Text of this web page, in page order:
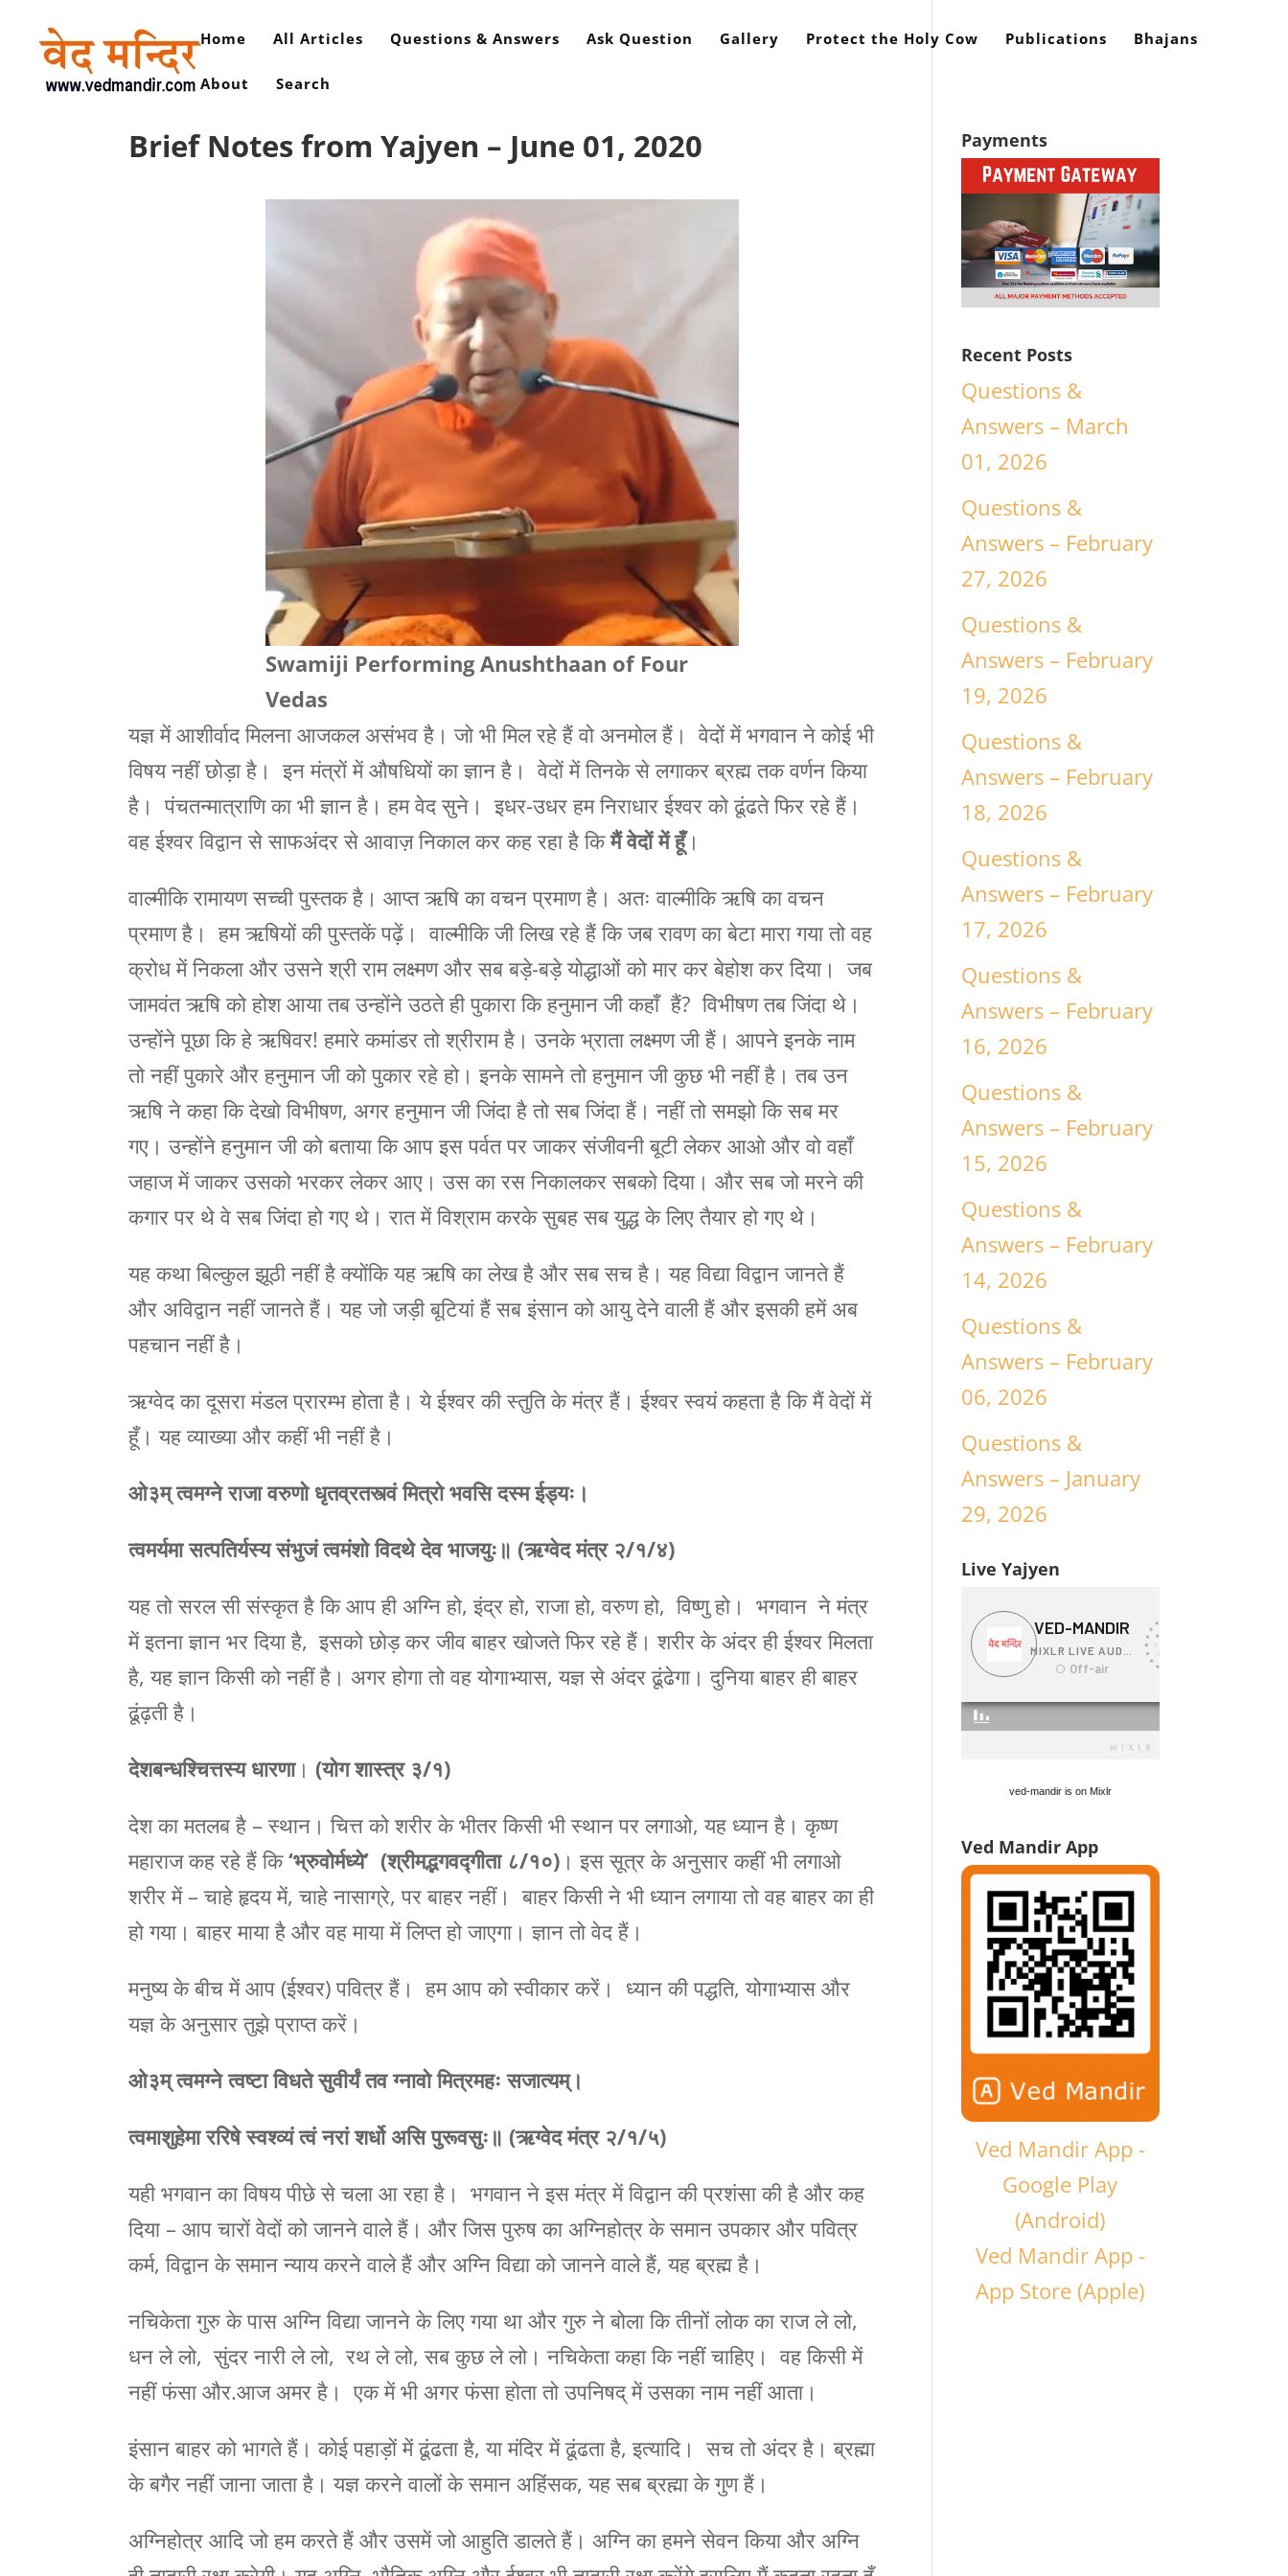
Home All Articles Questions & Answers Ask Question Gallery Protect the Holy Cow Publications Bhajans
About Search
Brief Notes from Yajyen – June 01, 2020
Swamiji Performing Anushthaan of Four
Vedas
यज्ञ में आशीर्वाद मिलना आजकल असंभव है। जो भी मिल रहे हैं वो अनमोल हैं। वेदों में भगवान ने कोई भी
विषय नहीं छोड़ा है। इन मंत्रों में औषधियों का ज्ञान है। वेदों में तिनके से लगाकर ब्रह्म तक वर्णन किया
है। पंचतन्‍मात्राणि का भी ज्ञान है। हम वेद सुने। इधर-उधर हम निराधार ईश्वर को ढूंढते फिर रहे हैं।
वह ईश्वर विद्वान से साफअंदर से आवाज़ निकाल कर कह रहा है किमैं वेदों में हूँ।
वाल्मीकि रामायण सच्ची पुस्तक है। आप्त ऋषि का वचन प्रमाण है। अतः वाल्मीकि ऋषि का वचन
प्रमाण है। हम ऋषियों की पुस्तकें पढ़ें। वाल्मीकि जी लिख रहे हैं कि जब रावण का बेटा मारा गया तो वह
क्रोध में निकला और उसने श्री राम लक्ष्मण और सब बड़े-बड़े योद्धाओं को मार कर बेहोश कर दिया। जब
जामवंत ऋषि को होश आया तब उन्होंने उठते ही पुकारा कि हनुमान जी कहाँ हैं? विभीषण तब जिंदा थे।
उन्होंने पूछा कि हे ऋषिवर! हमारे कमांडर तो श्रीराम है। उनके भ्राता लक्ष्मण जी हैं। आपने इनके नाम
तो नहीं पुकारे और हनुमान जी को पुकार रहे हो। इनके सामने तो हनुमान जी कुछ भी नहीं है। तब उन
ऋषि ने कहा कि देखो विभीषण, अगर हनुमान जी जिंदा है तो सब जिंदा हैं। नहीं तो समझो कि सब मर
गए। उन्होंने हनुमान जी को बताया कि आप इस पर्वत पर जाकर संजीवनी बूटी लेकर आओ और वो वहाँ
जहाज में जाकर उसको भरकर लेकर आए। उस का रस निकालकर सबको दिया। और सब जो मरने की
कगार पर थे वे सब जिंदा हो गए थे। रात में विश्राम करके सुबह सब युद्ध के लिए तैयार हो गए थे।
यह कथा बिल्कुल झूठी नहीं है क्योंकि यह ऋषि का लेख है और सब सच है। यह विद्या विद्वान जानते हैं
और अविद्वान नहीं जानते हैं। यह जो जड़ी बूटियां हैं सब इंसान को आयु देने वाली हैं और इसकी हमें अब
पहचान नहीं है।
ऋग्वेद का दूसरा मंडल प्रारम्भ होता है। ये ईश्वर की स्तुति के मंत्र हैं। ईश्वर स्वयं कहता है कि मैं वेदों में
हूँ। यह व्याख्या और कहीं भी नहीं है।
ओ३म्त्वमग्ने राजा वरुणो धृतव्रतस्त्वं मित्रो भवसि दस्म ईड्यः।
त्वमर्यमा सत्पतिर्यस्य संभुजं त्वमंशो विदथे देव भाजयुः॥ (ऋग्वेद मंत्र २/१/४)
यह तो सरल सी संस्कृत है कि आप ही अग्नि हो, इंद्र हो, राजा हो, वरुण हो, विष्णु हो। भगवान ने मंत्र
में इतना ज्ञान भर दिया है, इसको छोड़ कर जीव बाहर खोजते फिर रहे हैं। शरीर के अंदर ही ईश्वर मिलता
है, यह ज्ञान किसी को नहीं है। अगर होगा तो वह योगाभ्यास, यज्ञ से अंदर ढूंढेगा। दुनिया बाहर ही बाहर
ढूंढ़ती है।
देशबन्धश्चित्तस्य धारणा। (योग शास्त्र ३/१)
देश का मतलब है – स्थान। चित्त को शरीर के भीतर किसी भी स्थान पर लगाओ, यह ध्यान है। कृष्ण
महाराज कह रहे हैं कि‘भ्रुवोर्मध्ये’ (श्रीमद्भगवद्गीता ८/१०) । इस सूत्र के अनुसार कहीं भी लगाओ
शरीर में – चाहे हृदय में, चाहे नासाग्रे, पर बाहर नहीं। बाहर किसी ने भी ध्यान लगाया तो वह बाहर का ही
हो गया। बाहर माया है और वह माया में लिप्त हो जाएगा। ज्ञान तो वेद हैं।
मनुष्य के बीच में आप (ईश्वर) पवित्र हैं। हम आप को स्वीकार करें। ध्यान की पद्धति, योगाभ्यास और
यज्ञ के अनुसार तुझे प्राप्त करें।
ओ३म्त्वमग्ने त्वष्टा विधते सुवीर्यं तव ग्नावो मित्रमहः सजात्यम्।
त्वमाशुहेमा ररिषे स्वश्व्यं त्वं नरां शर्धो असि पुरूवसुः॥ (ऋग्वेद मंत्र २/१/५)
यही भगवान का विषय पीछे से चला आ रहा है। भगवान ने इस मंत्र में विद्वान की प्रशंसा की है और कह
दिया – आप चारों वेदों को जानने वाले हैं। और जिस पुरुष का अग्निहोत्र के समान उपकार और पवित्र
कर्म, विद्वान के समान न्याय करने वाले हैं और अग्नि विद्या को जानने वाले हैं, यह ब्रह्म है।
नचिकेता गुरु के पास अग्नि विद्या जानने के लिए गया था और गुरु ने बोला कि तीनों लोक का राज ले लो,
धन ले लो, सुंदर नारी ले लो, रथ ले लो, सब कुछ ले लो। नचिकेता कहा कि नहीं चाहिए। वह किसी में
नहीं फंसा और.आज अमर है। एक में भी अगर फंसा होता तो उपनिषद् में उसका नाम नहीं आता।
इंसान बाहर को भागते हैं। कोई पहाड़ों में ढूंढता है, या मंदिर में ढूंढता है, इत्यादि। सच तो अंदर है। ब्रह्मा
के बगैर नहीं जाना जाता है। यज्ञ करने वालों के समान अहिंसक, यह सब ब्रह्मा के गुण हैं।
अग्निहोत्र आदि जो हम करते हैं और उसमें जो आहुति डालते हैं। अग्नि का हमने सेवन किया और अग्नि
Payments
Recent Posts
Questions &
Answers – March
01, 2026
Questions &
Answers – February
27, 2026
Questions &
Answers – February
19, 2026
Questions &
Answers – February
18, 2026
Questions &
Answers – February
17, 2026
Questions &
Answers – February
16, 2026
Questions &
Answers – February
15, 2026
Questions &
Answers – February
14, 2026
Questions &
Answers – February
06, 2026
Questions &
Answers – January
29, 2026
Live Yajyen
ved-mandir is on Mixlr
Ved Mandir App
Ved Mandir App -
Google Play
(Android)
Ved Mandir App -
App Store (Apple)